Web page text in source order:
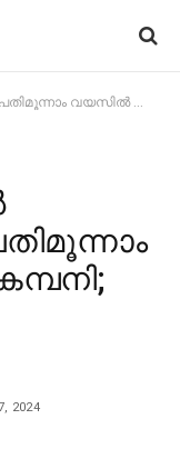
പൊളിയാണ് ഈ തിരുവല്ലക്കാരൻ
2024